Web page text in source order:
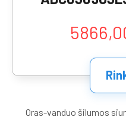
Oras-vanduo šilumos